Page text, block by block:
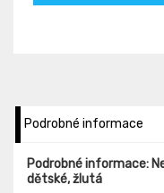
Podrobné informace
Podrobné informace:
dětské, žlutá